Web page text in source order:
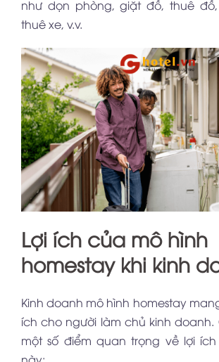
như dọn phòng, giặt đồ, thuê
thuê xe, v.v.
Lợi ích của mô hình
homestay khi kinh
Kinh doanh mô hình homestay
ích cho người làm chủ kinh doanh.
một số điểm quan trọng về lợi
này: